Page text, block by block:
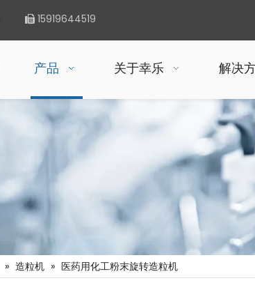
 15919644519
产品 关于幸乐 解决
» 造粒机 » 医药用化工粉末旋转造粒机